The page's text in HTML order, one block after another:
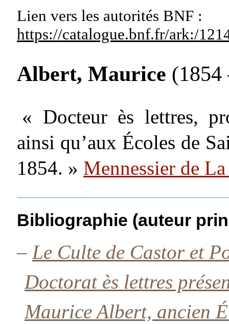
Lien vers les autorités BNF :
https://catalogue.bnf.fr/ark:/
Albert, Maurice (1854
« Docteur ès lettres,
ainsi qu’aux Écoles de
1854. » Mennessier de
Bibliographie (auteur
– Le Culte de Castor et
Doctorat ès lettres
Maurice Albert, ancien